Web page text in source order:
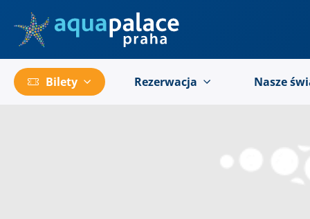
Bilety Rezerwacja Nasze